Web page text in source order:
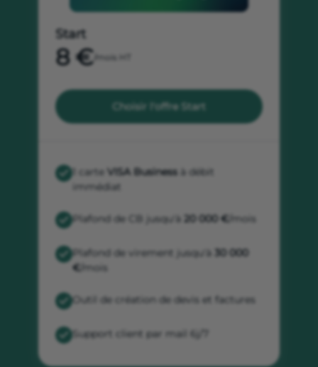
Start
8 € /mois HT
Choisir l'offre Start
1 carte VISA Business à débit
immédiat
Plafond de CB jusqu'à 20 000 € /mois
Plafond de virement jusqu'à
30 000
€
/mois
Outil de création de devis et factures
Support client par mail 6j/7